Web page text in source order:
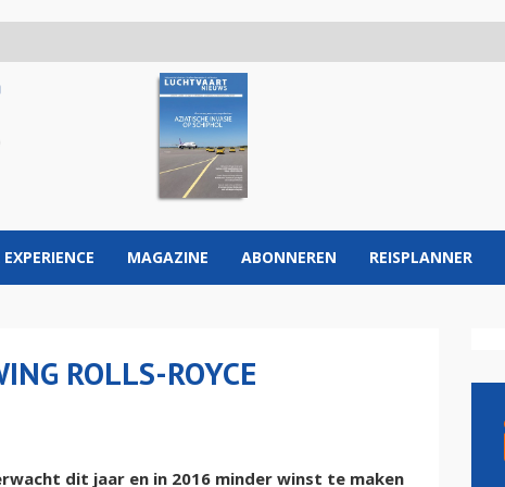
EXPERIENCE MAGAZINE ABONNEREN REISPLANNER
ROLLS-ROYCE
dit jaar en in 2016 minder winst te maken